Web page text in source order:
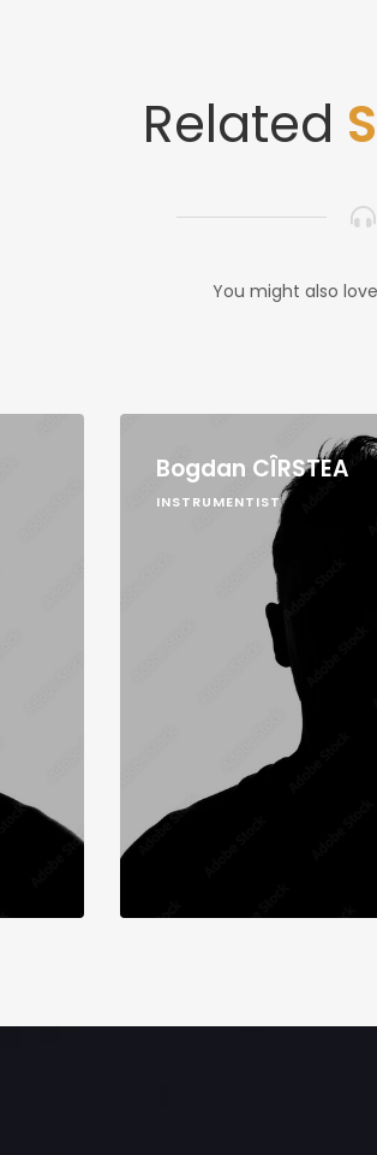
Related
You might also
Bogdan CÎRSTEA
INSTRUMENTIST